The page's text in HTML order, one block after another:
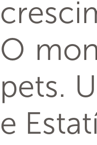
O
pets.
e